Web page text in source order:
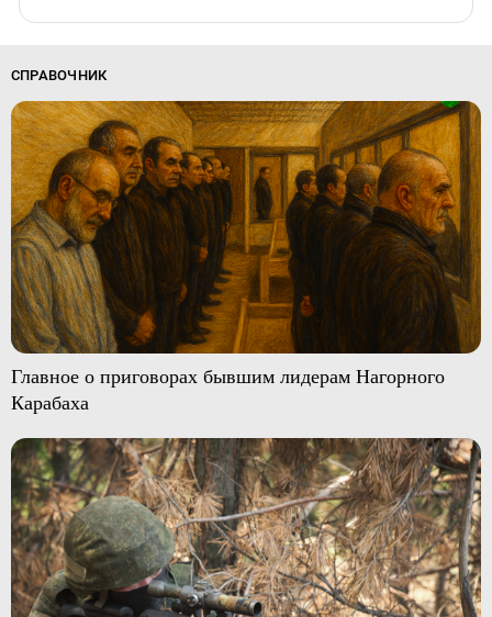
СПРАВОЧНИК
Главное о приговорах бывшим лидерам Нагорного
Карабаха